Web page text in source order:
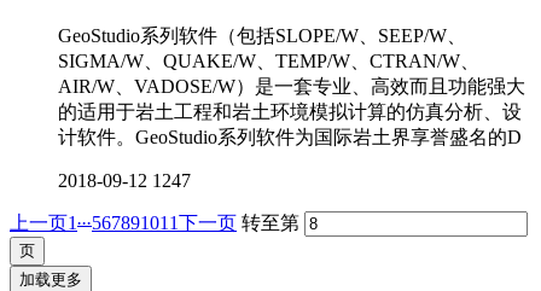
GeoStudio系列软件（包括SLOPE/W、SEEP/W、
SIGMA/W、QUAKE/W、TEMP/W、CTRAN/W、
AIR/W、VADOSE/W）是一套专业、高效而且功能强大
的适用于岩土工程和岩土环境模拟计算的仿真分析、设
计软件。GeoStudio系列软件为国际岩土界享誉盛名的D
2018-09-12 1247
上一页1...567891011下一页 转至第
加载更多